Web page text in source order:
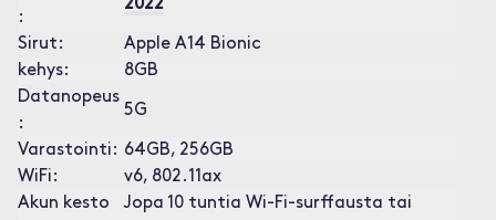
:
2022
Sirut:
Apple A14 Bionic
kehys:
8GB
Datanopeus
:
5G
Varastointi: 64GB, 256GB
WiFi:
v6, 802.11ax
Akun kesto
Jopa 10 tuntia Wi-Fi-surffausta tai